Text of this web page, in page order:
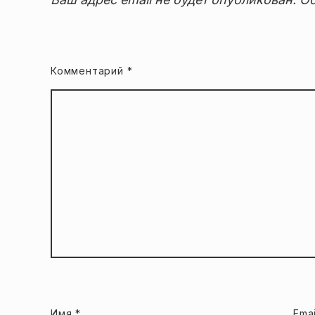
Комментарий *